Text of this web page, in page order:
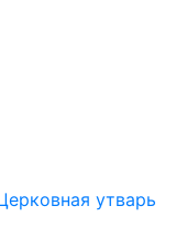
утварь